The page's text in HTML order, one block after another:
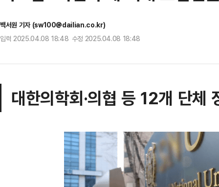
백서원 기자 (sw100@dailian.co.kr)
입력 2025.04.08 18:48 수정 2025.04.08 18:48
대한의학회·의협 등 12개 단체